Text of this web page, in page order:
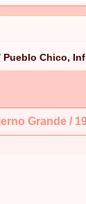
Chico,
Grande /